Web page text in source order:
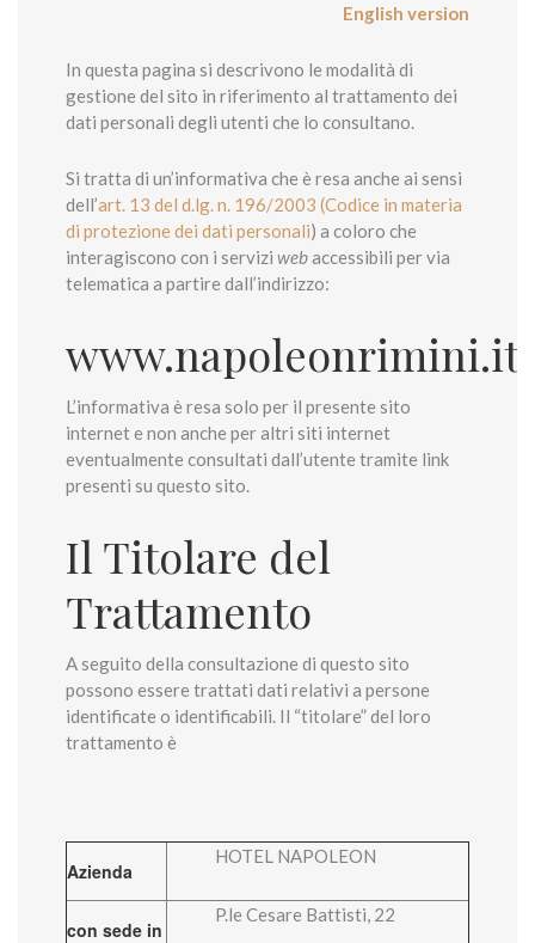
English version
In questa pagina si descrivono le modalità di
gestione del sito in riferimento al trattamento dei
dati personali degli utenti che lo consultano.
Si tratta di un’informativa che è resa anche ai sensi
dell’art. 13 del d.lg. n. 196/2003 (Codice in materia
di protezione dei dati personali) a coloro che
interagiscono con i servizi webaccessibili per via
telematica a partire dall’indirizzo:
www.napoleonrimini.it
L’informativa è resa solo per il presente sito
internet e non anche per altri siti internet
eventualmente consultati dall’utente tramite link
presenti su questo sito.
Il Titolare del
Trattamento
A seguito della consultazione di questo sito
possono essere trattati dati relativi a persone
identificate o identificabili. Il “titolare” del loro
trattamento è
Azienda
HOTEL NAPOLEON
con sede in
P.le Cesare Battisti, 22